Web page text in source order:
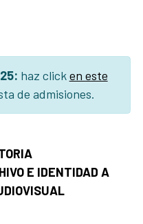
haz clicken este
de admisiones.
E IDENTIDAD A